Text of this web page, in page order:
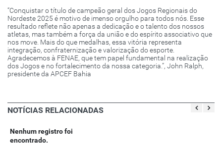
“Conquistar o título de campeão geral dos Jogos Regionais do
Nordeste 2025 é motivo de imenso orgulho para todos nós. Esse
resultado reflete não apenas a dedicação e o talento dos nossos
atletas, mas também a força da união e do espírito associativo que
nos move. Mais do que medalhas, essa vitória representa
integração, confraternização e valorização do esporte.
Agradecemos à FENAE, que tem papel fundamental na realização
dos Jogos e no fortalecimento da nossa categoria.”, John Ralph,
presidente da APCEF Bahia
NOTÍCIAS RELACIONADAS
Nenhum registro foi
encontrado.